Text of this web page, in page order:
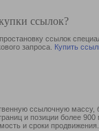
ссылок?
ссылок
запроса. Купить
ссылочную
и позиции более
и сроки продвижения.